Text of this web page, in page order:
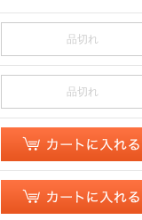
品切れ
品切れ